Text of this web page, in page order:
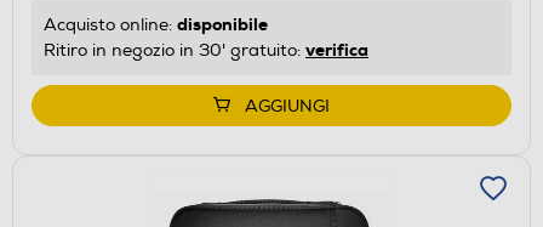
Acquisto online: disponibile
Ritiro in negozio in 30' gratuito: verifica
AGGIUNGI